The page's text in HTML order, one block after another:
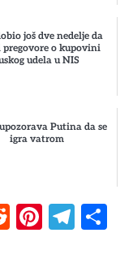
još dve nedelje da
pregovore o kupovini
udela u NIS
Putina da se
igra vatrom
Reddit